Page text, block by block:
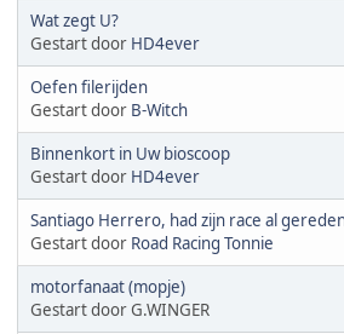
Wat zegt U?
Gestart door HD4ever
Oefen filerijden
Gestart door B-Witch
Binnenkort in Uw bioscoop
Gestart door HD4ever
Santiago Herrero, had zijn race al
Gestart door Road Racing Tonnie
motorfanaat (mopje)
Gestart door G.WINGER